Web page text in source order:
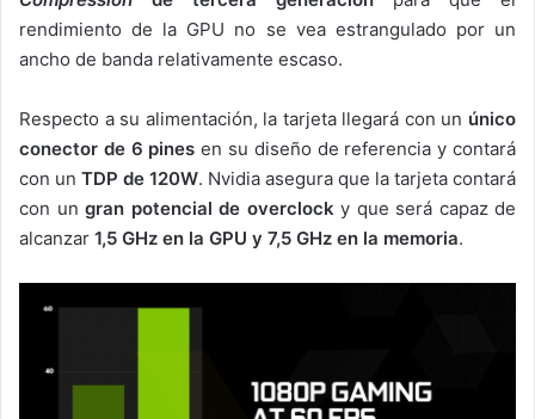
rendimiento de la GPU no se vea estrangulado por un
ancho de banda relativamente escaso.
Respecto a su alimentación, la tarjeta llegará con un único
conector de 6 pines en su diseño de referencia y contará
con un TDP de 120W. Nvidia asegura que la tarjeta contará
con un gran potencial de overclock y que será capaz de
alcanzar 1,5 GHz en la GPU y 7,5 GHz en la memoria.